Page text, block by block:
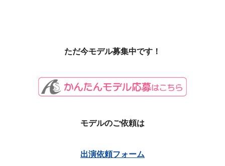
ただ今モデル募集中です！
モデルのご依頼は
出演依頼フォーム